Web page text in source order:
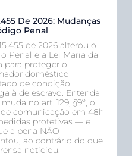
De 2026: Mudanças
Penal
de 2026 alterou o
Penal e a Lei Maria da
para proteger o
doméstico
de condição
à de escravo. Entenda
no art. 129, §9º, o
comunicação em 48h
protetivas — e
a pena NÃO
ao contrário do que
noticiou.